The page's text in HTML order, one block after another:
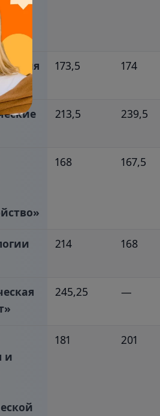
173,5 174
213,5 239,5
168 167,5
214 168
245,25 —
и
181 201